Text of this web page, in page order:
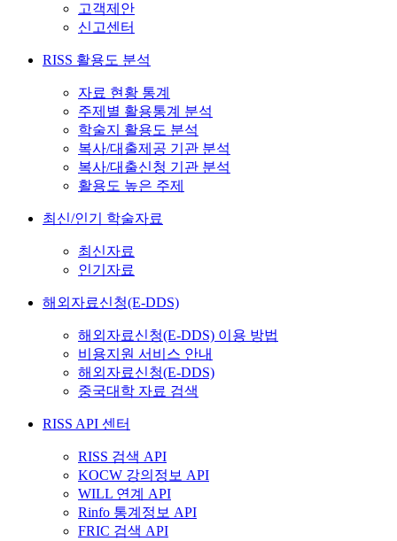
고객제안
신고센터
RISS 활용도 분석
자료 현황 통계
주제별 활용통계 분석
학술지 활용도 분석
복사/대출제공 기관 분석
복사/대출신청 기관 분석
활용도 높은 주제
최신/인기 학술자료
최신자료
인기자료
해외자료신청(E-DDS)
해외자료신청(E-DDS) 이용 방법
비용지원 서비스 안내
해외자료신청(E-DDS)
중국대학 자료 검색
RISS API 센터
RISS 검색 API
KOCW 강의정보 API
WILL 연계 API
Rinfo 통계정보 API
FRIC 검색 API